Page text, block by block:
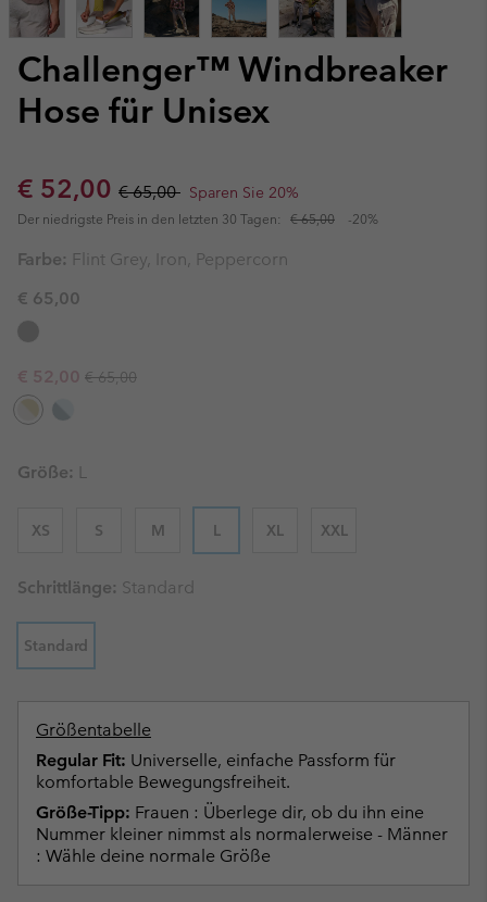
Challenger™ Windbreaker
Hose für Unisex
Sale price:
€ 52,00 Regular price:
€ 65,00 Sparen Sie 20%
Der niedrigste Preis in den letzten 30 Tagen: € 65,00 -20%
Farbe: Flint Grey, Iron, Peppercorn
€ 65,00
Sale price:
€ 52,00 Regular price:
€ 65,00
Größe: L
XS S M L XL XXL
Schrittlänge: Standard
Standard
Größentabelle
Regular Fit: Universelle, einfache Passform für
komfortable Bewegungsfreiheit.
Größe-Tipp: Frauen : Überlege dir, ob du ihn eine
Nummer kleiner nimmst als normalerweise - Männer
: Wähle deine normale Größe